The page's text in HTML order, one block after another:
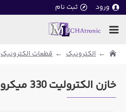
ورود ثبت نام
الکترونیک قطعات الکترونیک
خازن الکترولیت 330 میکرو فاراد 50 ولت